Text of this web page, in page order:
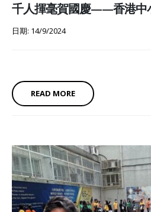
千人揮毫賀國慶——香港中
日期: 14/9/2024
READ MORE